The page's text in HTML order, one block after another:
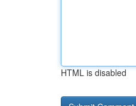
HTML is disabled